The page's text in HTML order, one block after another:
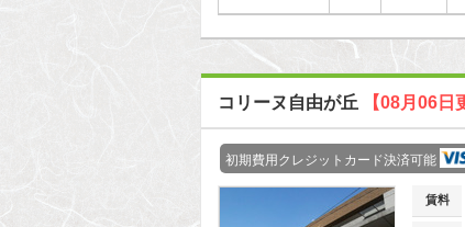
コリーヌ自由が丘 【08月06日
初期費用クレジットカード決済可能
賃料